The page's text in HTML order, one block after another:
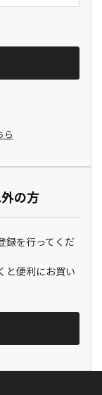
ら
の方
録を行ってくだ
と便利にお買い